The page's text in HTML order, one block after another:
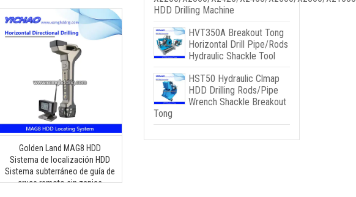
Golden Land MAG8 HDD
Sistema de localización HDD
Sistema subterráneo de guía de
cruce remoto sin zanjas
HDD Drilling Machine
HVT350A Breakout Tong
Horizontal Drill Pipe/Rods
Hydraulic Shackle Tool
HST50 Hydraulic Clmap
HDD Drilling Rods/Pipe
Wrench Shackle Breakout
Tong